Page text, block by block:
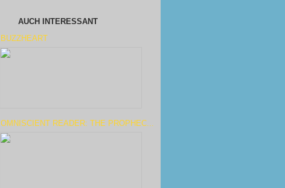
AUCH INTERESSANT
BUZZHEART
OMNISCIENT READER: THE PROPHEC...